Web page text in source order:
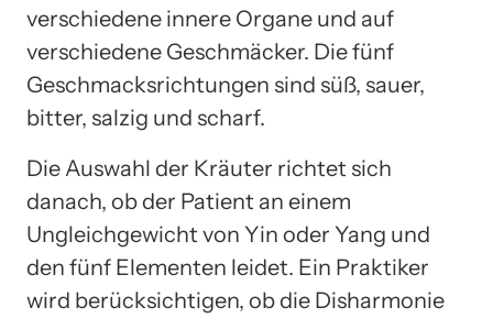
verschiedene innere Organe und auf
verschiedene Geschmäcker. Die fünf
Geschmacksrichtungen sind süß, sauer,
bitter, salzig und scharf.
Die Auswahl der Kräuter richtet sich
danach, ob der Patient an einem
Ungleichgewicht von Yin oder Yang und
den fünf Elementen leidet. Ein Praktiker
wird berücksichtigen, ob die Disharmonie